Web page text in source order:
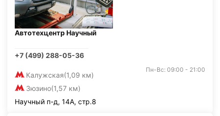
Автотехцентр Научный
+7 (499) 288-05-36
Калужская(1,09 км)
Зюзино(1,57 км)
Пн-Вс: 09:00 - 21:00
Научный п-д, 14А, стр.8